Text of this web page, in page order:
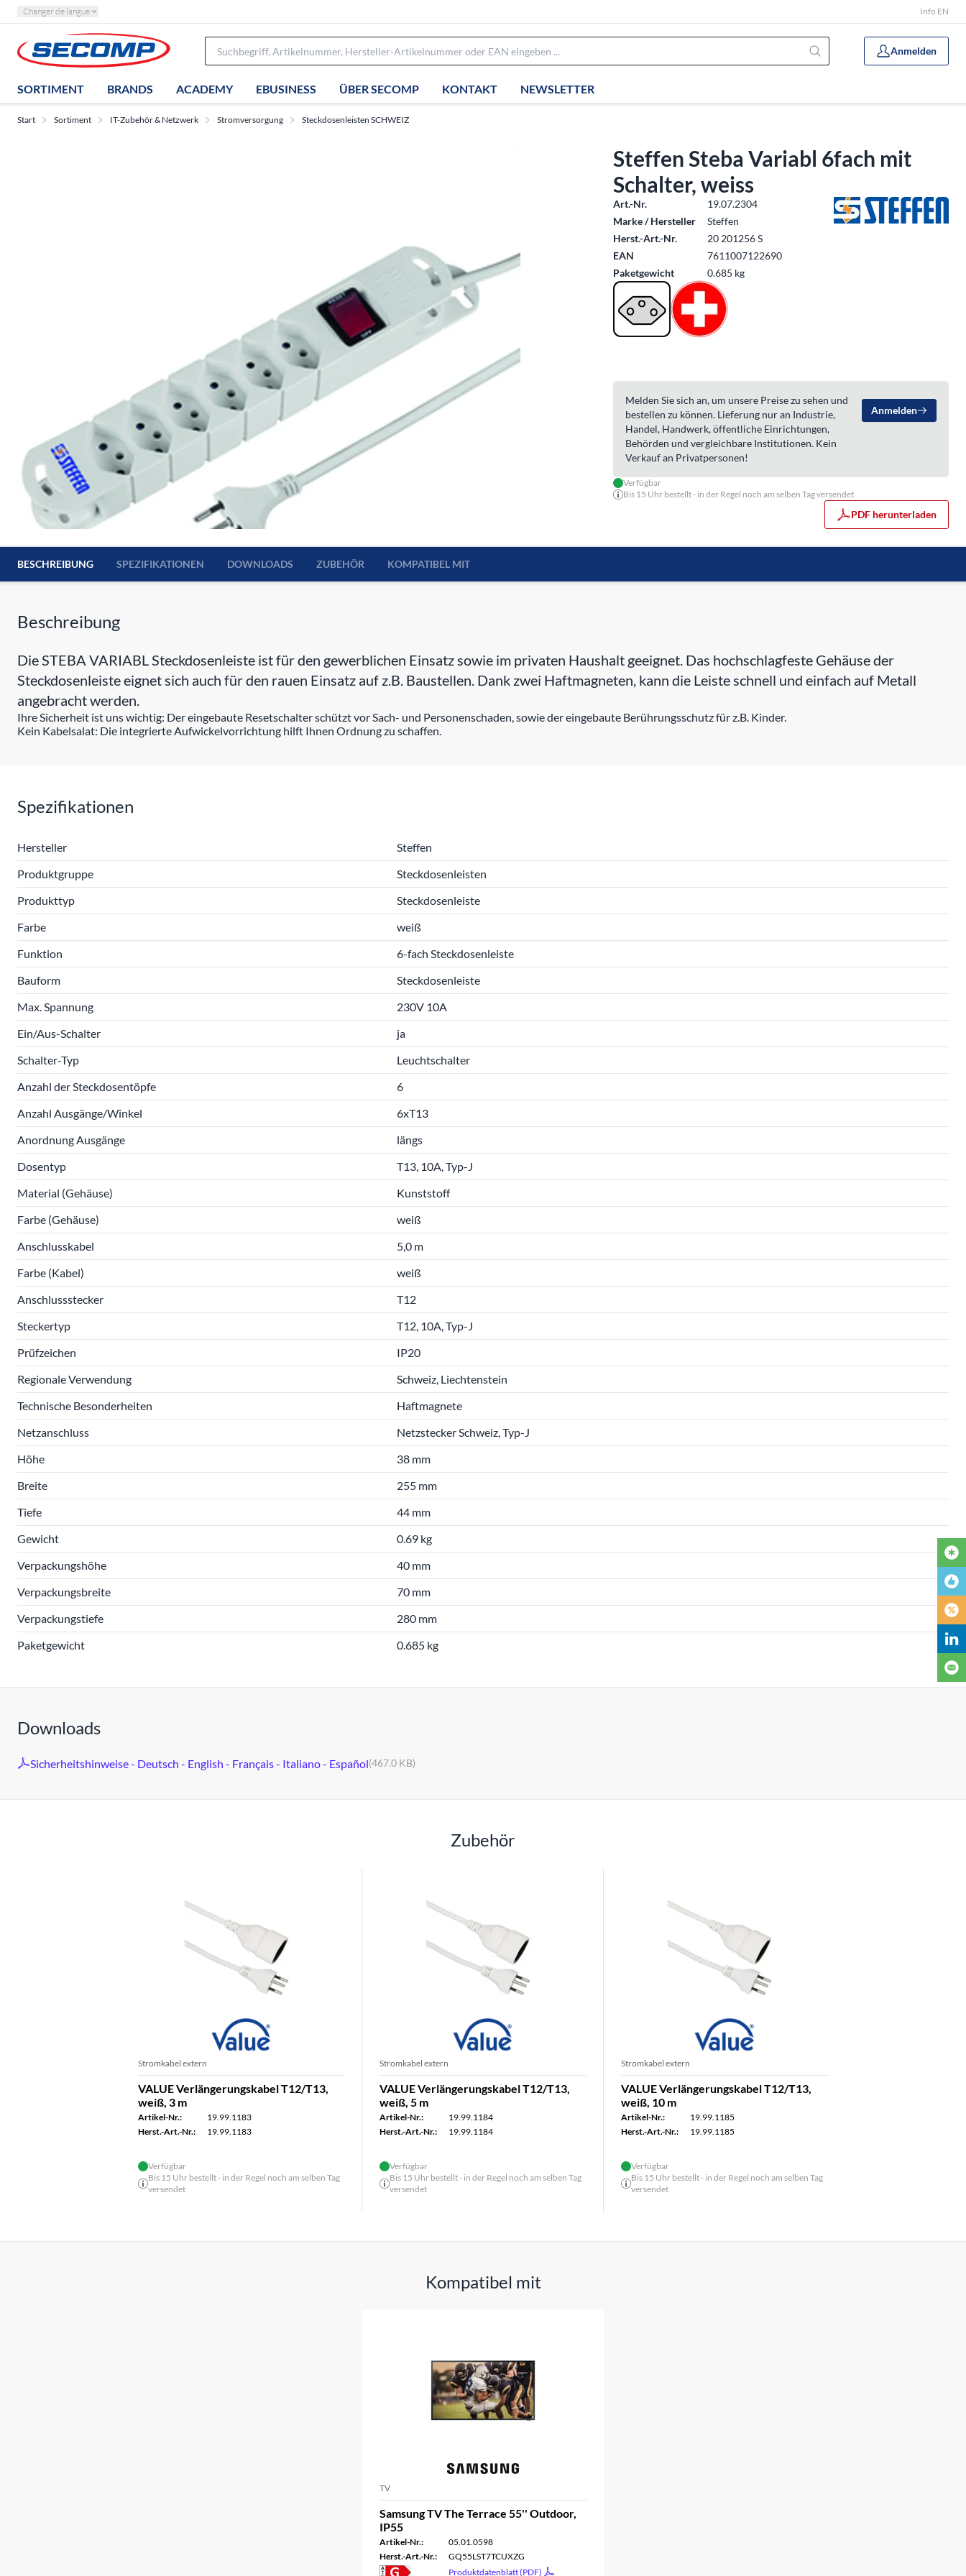
Changer de langue Info EN
Anmelden
SORTIMENT BRANDS ACADEMY EBUSINESS ÜBER SECOMP KONTAKT NEWSLETTER
Start Sortiment IT-Zubehör & Netzwerk Stromversorgung Steckdosenleisten SCHWEIZ
Steffen Steba Variabl 6fach mit
Schalter, weiss
Art.-Nr.
19.07.2304
Marke / Hersteller
Steffen
Herst.-Art.-Nr.
20 201256 S
EAN
7611007122690
Paketgewicht
0.685 kg
Melden Sie sich an, um unsere Preise zu sehen und
bestellen zu können. Lieferung nur an Industrie,
Handel, Handwerk, öffentliche Einrichtungen,
Behörden und vergleichbare Institutionen. Kein
Verkauf an Privatpersonen!
Anmelden
Verfügbar
Bis 15 Uhr bestellt - in der Regel noch am selben Tag versendet
PDF herunterladen
BESCHREIBUNG SPEZIFIKATIONEN DOWNLOADS ZUBEHÖR KOMPATIBEL MIT
Beschreibung
Die STEBA VARIABL Steckdosenleiste ist für den gewerblichen Einsatz sowie im privaten Haushalt geeignet. Das hochschlagfeste Gehäuse der
Steckdosenleiste eignet sich auch für den rauen Einsatz auf z.B. Baustellen. Dank zwei Haftmagneten, kann die Leiste schnell und einfach auf Metall
angebracht werden.
Ihre Sicherheit ist uns wichtig: Der eingebaute Resetschalter schützt vor Sach- und Personenschaden, sowie der eingebaute Berührungsschutz für z.B. Kinder.
Kein Kabelsalat: Die integrierte Aufwickelvorrichtung hilft Ihnen Ordnung zu schaffen.
Spezifikationen
Hersteller
Steffen
Produktgruppe
Steckdosenleisten
Produkttyp
Steckdosenleiste
Farbe
weiß
Funktion
6-fach Steckdosenleiste
Bauform
Steckdosenleiste
Max. Spannung
230V 10A
Ein/Aus-Schalter
ja
Schalter-Typ
Leuchtschalter
Anzahl der Steckdosentöpfe
6
Anzahl Ausgänge/Winkel
6xT13
Anordnung Ausgänge
längs
Dosentyp
T13, 10A, Typ-J
Material (Gehäuse)
Kunststoff
Farbe (Gehäuse)
weiß
Anschlusskabel
5,0 m
Farbe (Kabel)
weiß
Anschlussstecker
T12
Steckertyp
T12, 10A, Typ-J
Prüfzeichen
IP20
Regionale Verwendung
Schweiz, Liechtenstein
Technische Besonderheiten
Haftmagnete
Netzanschluss
Netzstecker Schweiz, Typ-J
Höhe
38 mm
Breite
255 mm
Tiefe
44 mm
Gewicht
0.69 kg
Verpackungshöhe
40 mm
Verpackungsbreite
70 mm
Verpackungstiefe
280 mm
Paketgewicht
0.685 kg
Downloads
Sicherheitshinweise - Deutsch - English - Français - Italiano - Español(467.0 KB)
Zubehör
Stromkabel extern
VALUE Verlängerungskabel T12/T13,
weiß, 3 m
Artikel-Nr.:
19.99.1183
Herst.-Art.-Nr.:
19.99.1183
Verfügbar
Bis 15 Uhr bestellt - in der Regel noch am selben Tag
versendet
Stromkabel extern
VALUE Verlängerungskabel T12/T13,
weiß, 5 m
Artikel-Nr.:
19.99.1184
Herst.-Art.-Nr.:
19.99.1184
Verfügbar
Bis 15 Uhr bestellt - in der Regel noch am selben Tag
versendet
Stromkabel extern
VALUE Verlängerungskabel T12/T13,
weiß, 10 m
Artikel-Nr.:
19.99.1185
Herst.-Art.-Nr.:
19.99.1185
Verfügbar
Bis 15 Uhr bestellt - in der Regel noch am selben Tag
versendet
Kompatibel mit
TV
Samsung TV The Terrace 55'' Outdoor,
IP55
Artikel-Nr.:
05.01.0598
Herst.-Art.-Nr.:
GQ55LST7TCUXZG
Produktdatenblatt (PDF)